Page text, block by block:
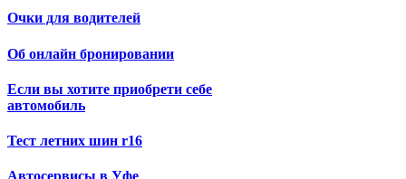
Очки для водителей
Об онлайн бронировании
Если вы хотите приобрети себе
автомобиль
Тест летних шин r16